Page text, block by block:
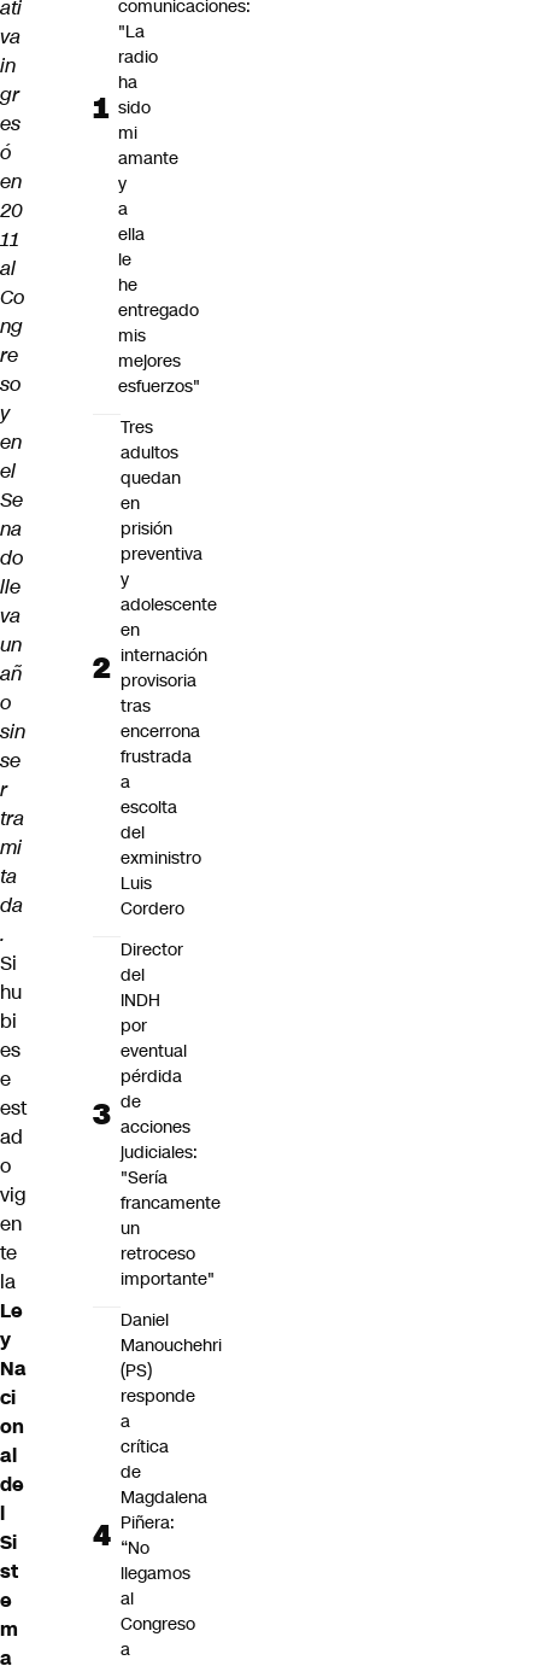
ati
va
in
gr
es
ó
en
20
11
al
Co
ng
re
so
y
en
el
Se
na
do
lle
va
un
añ
o
sin
se
r
tra
mi
ta
da
.
Si
hu
bi
es
e
est
ad
o
vig
en
te
la
Le
y
Na
ci
on
al
de
l
Si
st
e
m
a
comunicaciones:
"La
radio
ha
sido
mi
amante
y
a
ella
le
he
entregado
mis
mejores
esfuerzos"
Tres
adultos
quedan
en
prisión
preventiva
y
adolescente
en
internación
provisoria
tras
encerrona
frustrada
a
escolta
del
exministro
Luis
Cordero
Director
del
INDH
por
eventual
pérdida
de
acciones
judiciales:
"Sería
francamente
un
retroceso
importante"
Daniel
Manouchehri
(PS)
responde
a
crítica
de
Magdalena
Piñera:
“No
llegamos
al
Congreso
a